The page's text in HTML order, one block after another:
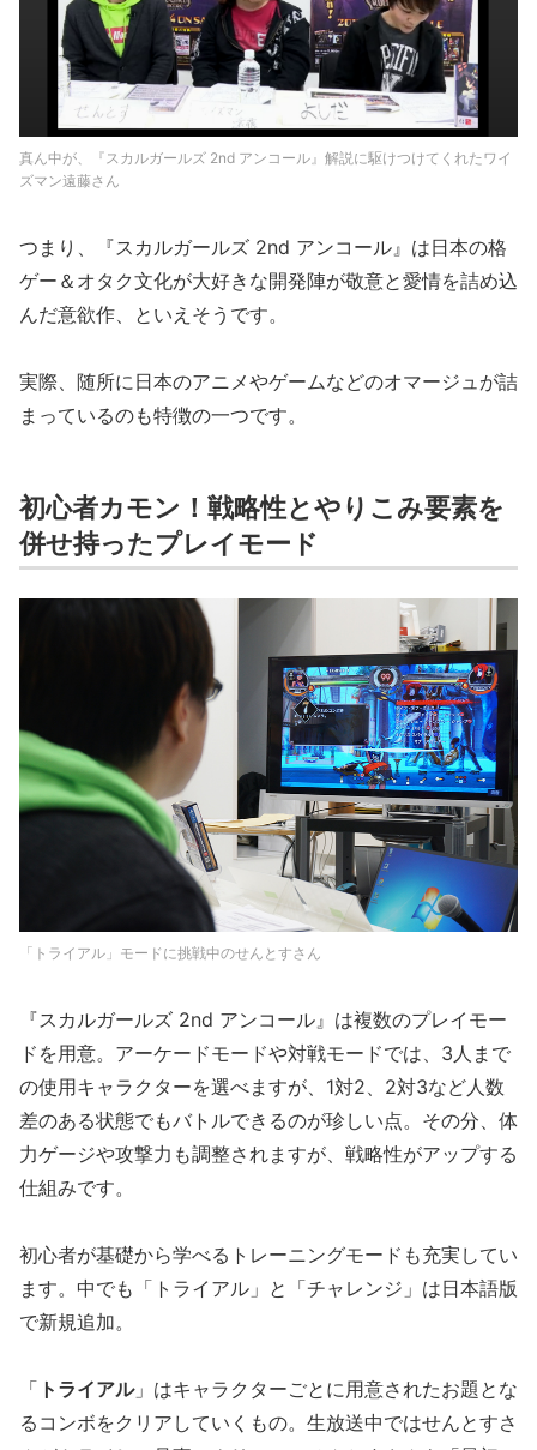
真ん中が、『スカルガールズ 2nd アンコール』解説に駆けつけてくれたワイ
ズマン遠藤さん
つまり、『スカルガールズ 2nd アンコール』は日本の格
ゲー＆オタク文化が大好きな開発陣が敬意と愛情を詰め込
んだ意欲作、といえそうです。
実際、随所に日本のアニメやゲームなどのオマージュが詰
まっているのも特徴の一つです。
初心者カモン！戦略性とやりこみ要素を
併せ持ったプレイモード
「トライアル」モードに挑戦中のせんとすさん
『スカルガールズ 2nd アンコール』は複数のプレイモー
ドを用意。アーケードモードや対戦モードでは、3人まで
の使用キャラクターを選べますが、1対2、2対3など人数
差のある状態でもバトルできるのが珍しい点。その分、体
力ゲージや攻撃力も調整されますが、戦略性がアップする
仕組みです。
初心者が基礎から学べるトレーニングモードも充実してい
ます。中でも「トライアル」と「チャレンジ」は日本語版
で新規追加。
「 トライアル」はキャラクターごとに用意されたお題とな
るコンボをクリアしていくもの。生放送中ではせんとすさ